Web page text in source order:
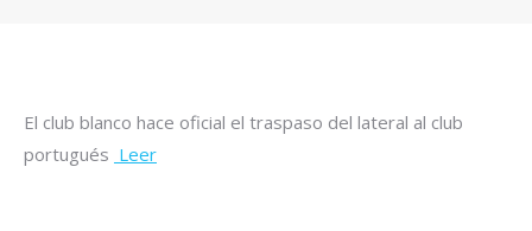
El club blanco hace oficial el traspaso del lateral al club
portugués Leer